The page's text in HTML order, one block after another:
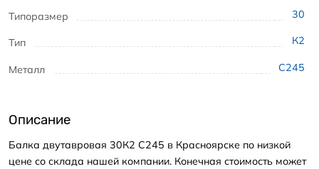
Типоразмер 30
Тип К2
Металл С245
Описание
Балка двутавровая 30К2 С245 в Красноярске по низкой
цене со склада нашей компании. Конечная стоимость может